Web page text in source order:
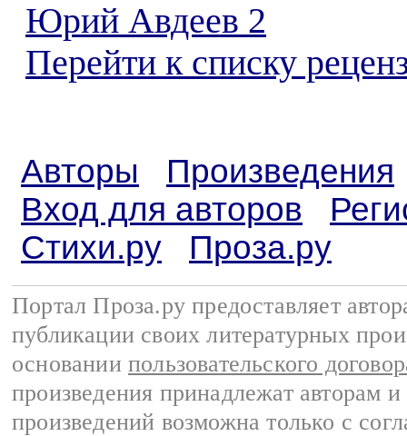
Юрий Авдеев 2
Перейти к списку
Авторы
Произведения
Вход для авторов
Стихи.ру
Проза.ру
Портал Проза.ру предоставляет
публикации своих литературных
основании пользовательского
произведения принадлежат авторам
произведений возможна только с